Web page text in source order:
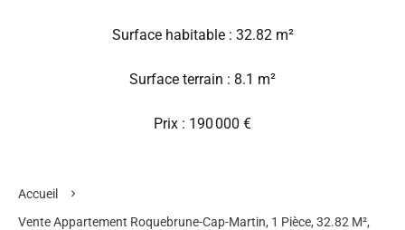
Surface habitable : 32.82 m²
Surface terrain : 8.1 m²
Prix : 190 000 €
Accueil
Vente Appartement Roquebrune-Cap-Martin, 1 Pièce, 32.82 M²,